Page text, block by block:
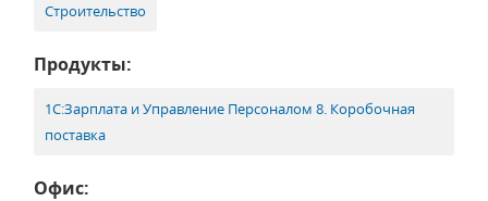
Строительство
Продукты:
1С:Зарплата и Управление Персоналом 8. Коробочная
поставка
Офис: